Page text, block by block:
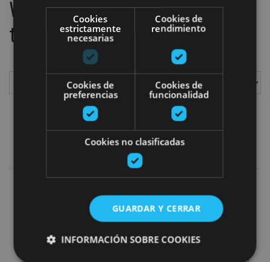
We have located1plans
to do
Gastro y enoturismo Add filters
Forage for wild mushrooms
Cookies
estrictamente
necesarias
Cookies de
rendimiento
Cookies de
preferencias
Cookies de
funcionalidad
Cookies no clasificadas
GUARDAR Y CERRAR
INFORMACIÓN SOBRE COOKIES